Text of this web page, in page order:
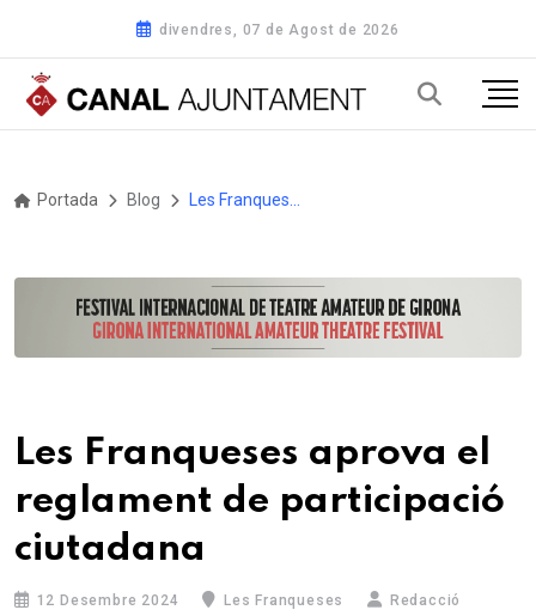
divendres, 07 de Agost de 2026
Portada Blog
Les Franqueses aprova el
reglament de participació
ciutadana
12 Desembre 2024 Les Franqueses Redacció